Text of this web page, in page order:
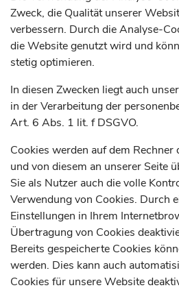
Zweck, die Qualität unserer
verbessern. Durch die Analyse-
die Website genutzt wird und
stetig optimieren.
In diesen Zwecken liegt auch
in der Verarbeitung der
Art. 6 Abs. 1 lit. f DSGVO.
Cookies werden auf dem
und von diesem an unserer Seite
Sie als Nutzer auch die volle
Verwendung von Cookies. Durch
Einstellungen in Ihrem
Übertragung von Cookies
Bereits gespeicherte Cookies
werden. Dies kann auch
Cookies für unsere Website